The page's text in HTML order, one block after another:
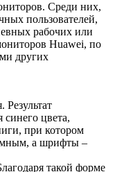
Среди них,
пользователей,
рабочих или
Huawei, по
других
синего цвета,
при котором
а шрифты –
такой форме